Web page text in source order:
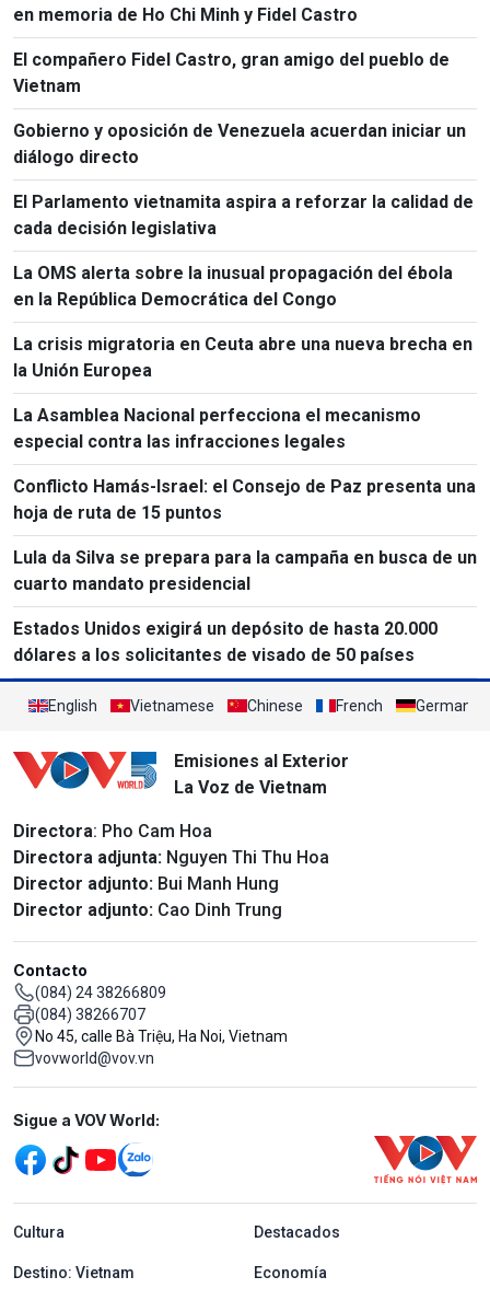
en memoria de Ho Chi Minh y Fidel Castro
El compañero Fidel Castro, gran amigo del pueblo de
Vietnam
Gobierno y oposición de Venezuela acuerdan iniciar un
diálogo directo
El Parlamento vietnamita aspira a reforzar la calidad de
cada decisión legislativa
La OMS alerta sobre la inusual propagación del ébola
en la República Democrática del Congo
La crisis migratoria en Ceuta abre una nueva brecha en
la Unión Europea
La Asamblea Nacional perfecciona el mecanismo
especial contra las infracciones legales
Conflicto Hamás-Israel: el Consejo de Paz presenta una
hoja de ruta de 15 puntos
Lula da Silva se prepara para la campaña en busca de un
cuarto mandato presidencial
Estados Unidos exigirá un depósito de hasta 20.000
dólares a los solicitantes de visado de 50 países
English Vietnamese Chinese French German
Emisiones al Exterior
La Voz de Vietnam
Directora: Pho Cam Hoa
Directora adjunta: Nguyen Thi Thu Hoa
Director adjunto: Bui Manh Hung
Director adjunto: Cao Dinh Trung
Contacto
(084) 24 38266809
(084) 38266707
No 45, calle Bà Triệu, Ha Noi, Vietnam
vovworld@vov.vn
Mạng xã hội
Sigue a VOV World:
menu footer tiếng Tây ban nha
Cultura Destacados
Destino: Vietnam Economía